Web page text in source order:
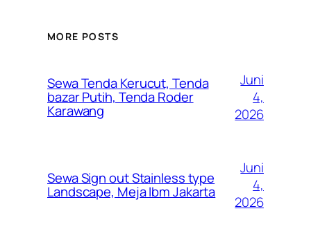
MORE POSTS
Sewa Tenda Kerucut, Tenda
bazar Putih, Tenda Roder
Karawang
Juni
4,
2026
Sewa Sign out Stainless type
Landscape, Meja Ibm Jakarta
Juni
4,
2026